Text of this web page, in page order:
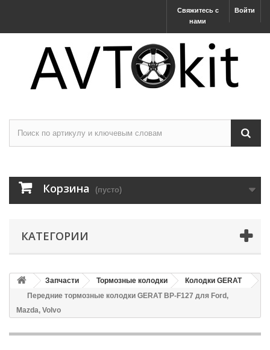
Войти
Свяжитесь с
нами
Корзина (пусто)
КАТЕГОРИИ
Запчасти Тормозные колодки
Колодки GERAT
Передние тормозные колодки GERAT BP-F127 для Ford,
Mazda, Volvo